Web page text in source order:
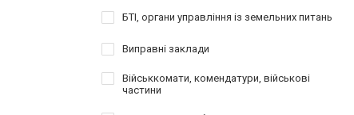
БТІ, органи управління із земельних питань
Виправні заклади
Військкомати, комендатури, військові
частини